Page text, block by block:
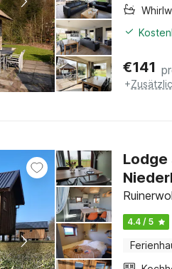
€141
+
Lodge
4.4 / 5